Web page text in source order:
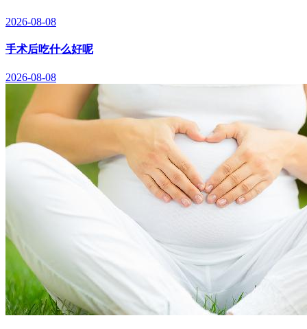
2026-08-08
手术后吃什么好呢
2026-08-08